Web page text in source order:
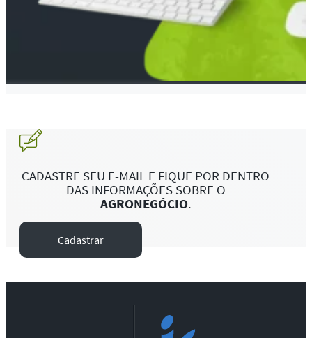
CADASTRE SEU E-MAIL E FIQUE POR DENTRO
DAS INFORMAÇÕES SOBRE O
AGRONEGÓCIO.
Cadastrar